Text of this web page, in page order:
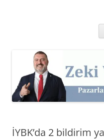
İYBK’da 2 bildirim